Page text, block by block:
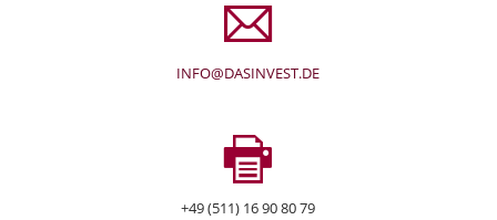
INFO@DASINVEST.DE
+49 (511) 16 90 80 79